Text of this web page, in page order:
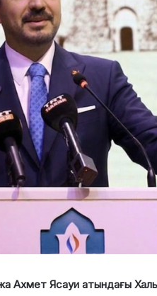
Ахмет Ясауи атындағы